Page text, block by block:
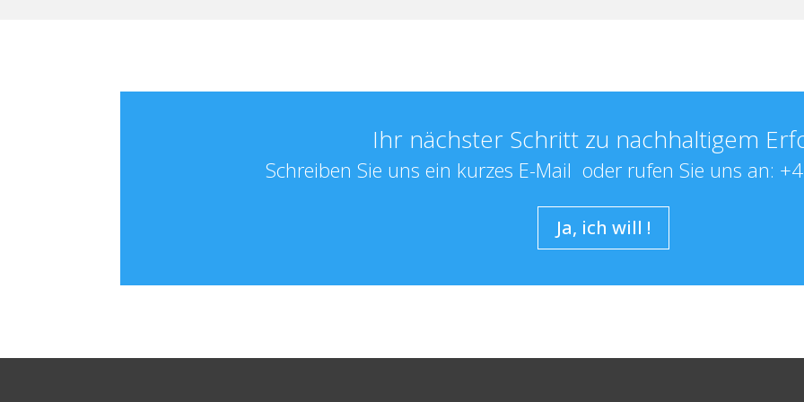
Ihr nächster Schritt zu nachhaltigem
Schreiben Sie uns ein kurzes E-Mail oder rufen Sie uns an:
Ja, ich will !